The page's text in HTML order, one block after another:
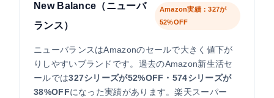
New Balance（ニューバ
ランス）
Amazon実績：327が
52%OFF
ニューバランスはAmazonのセールで大きく値下が
りしやすいブランドです。過去のAmazon新生活セ
ールでは327シリーズが52%OFF・574シリーズが
38%OFFになった実績があります。楽天スーパー